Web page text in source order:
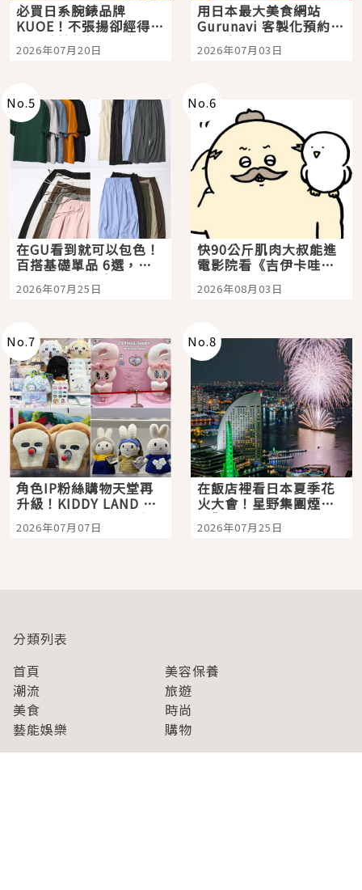
必買日系腕錶品牌
KUOE！不張揚卻經得起
時間洗鍊的經典之作五
選
2026年07月20日
用日本最大美食網站
Gurunavi 客製化預約九
大都市餐廳，打造專屬
美食體驗！
2026年07月03日
No.5
在GU看到就可以包色！
百搭基礎單品 6選，閉
眼全收也不心疼
2026年07月25日
No.6
快90公斤肌肉大叔能進
電影院看《吉伊卡哇》
嗎？日本重金屬樂團
「打首」會長與nagano
2026年08月03日
No.7
角色IP粉絲購物天堂再
升級！KIDDY LAND 原
宿店吉伊卡哇迎客，新
開幕 OMOKADO 店3分
2026年07月07日
No.8
在飯店裡看日本夏季花
火大會！星野集團煙火
景觀飯店6選，讓你不用
人擠人悠閒欣賞
2026年07月25日
分類列表
首頁
美容保養
潮流
旅遊
美食
時尚
藝能娛樂
購物